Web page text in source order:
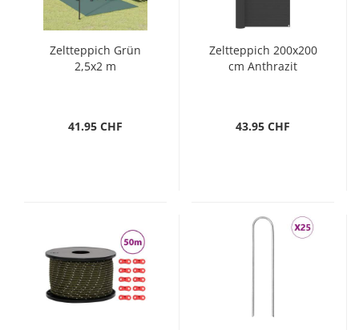
Zeltteppich Grün
2,5x2 m
41.95 CHF
Zeltteppich 200x200
cm Anthrazit
43.95 CHF